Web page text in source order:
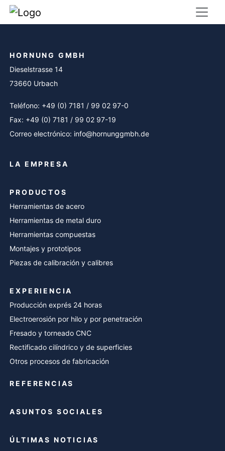
HORNUNG GMBH
Dieselstrasse 14
73660 Urbach
Teléfono: +49 (0) 7181 / 99 02 97-0
Fax: +49 (0) 7181 / 99 02 97-19
Correo electrónico: info@hornunggmbh.de
LA EMPRESA
PRODUCTOS
Herramientas de acero
Herramientas de metal duro
Herramientas compuestas
Montajes y prototipos
Piezas de calibración y calibres
EXPERIENCIA
Producción exprés 24 horas
Electroerosión por hilo y por penetración
Fresado y torneado CNC
Rectificado cilíndrico y de superficies
Otros procesos de fabricación
REFERENCIAS
ASUNTOS SOCIALES
ÚLTIMAS NOTICIAS